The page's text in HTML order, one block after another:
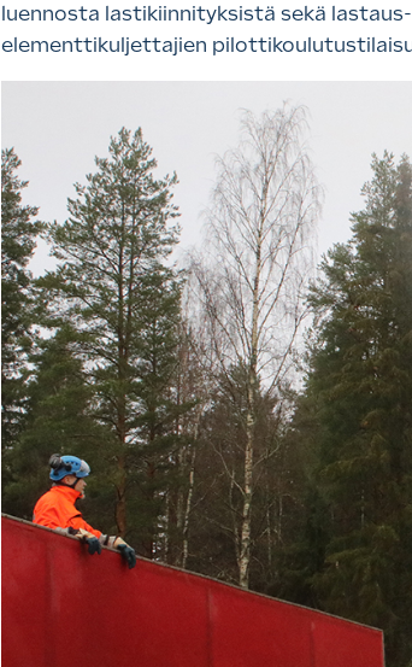
luennosta lastikiinnityksistä sekä
elementtikuljettajien